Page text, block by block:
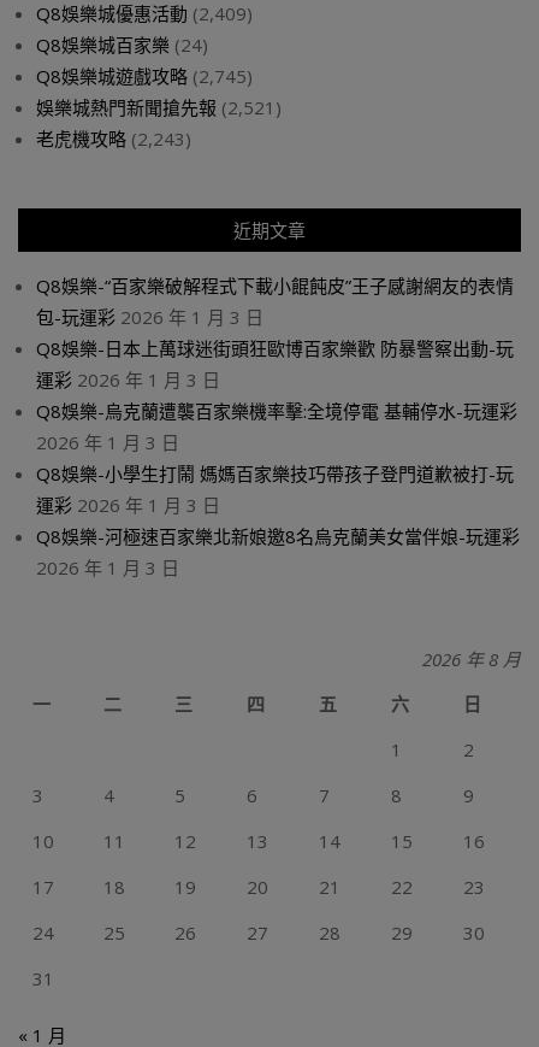
Q8娛樂城優惠活動 (2,409)
Q8娛樂城百家樂 (24)
Q8娛樂城遊戲攻略 (2,745)
娛樂城熱門新聞搶先報 (2,521)
老虎機攻略 (2,243)
近期文章
Q8娛樂-“百家樂破解程式下載小餛飩皮”王子感謝網友的表情
包-玩運彩 2026 年 1 月 3 日
Q8娛樂-日本上萬球迷街頭狂歐博百家樂歡 防暴警察出動-玩
運彩 2026 年 1 月 3 日
Q8娛樂-烏克蘭遭襲百家樂機率擊:全境停電 基輔停水-玩運彩
2026 年 1 月 3 日
Q8娛樂-小學生打鬧 媽媽百家樂技巧帶孩子登門道歉被打-玩
運彩 2026 年 1 月 3 日
Q8娛樂-河極速百家樂北新娘邀8名烏克蘭美女當伴娘-玩運彩
2026 年 1 月 3 日
2026 年 8 月
一
二 三 四 五 六
日
1
2
3
4 5 6 7 8
9
10
11 12 13 14 15
16
17
18 19 20 21 22
23
24
25 26 27 28 29
30
31
« 1 月